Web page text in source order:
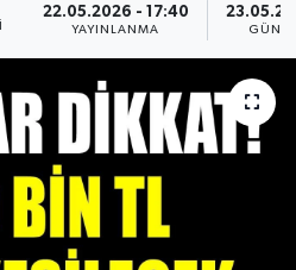
22.05.2026 - 17:40
YAYINLANMA